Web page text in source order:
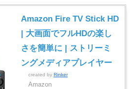
Amazon Fire TV Stick HD
| 大画面でフルHDの楽し
さを簡単に | ストリーミ
ングメディアプレイヤー
created by Rinker
Amazon